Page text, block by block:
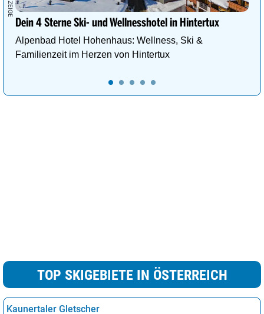
Dein 4 Sterne Ski- und Wellnesshotel in Hintertux
Alpenbad Hotel Hohenhaus: Wellness, Ski &
Familienzeit im Herzen von Hintertux
TOP SKIGEBIETE IN ÖSTERREICH
Kaunertaler Gletscher